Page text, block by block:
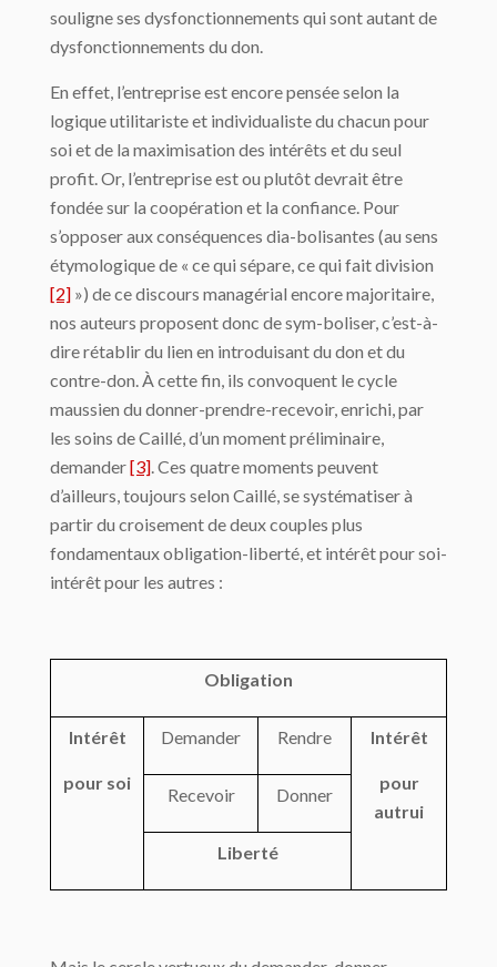
souligne ses dysfonctionnements qui sont autant de
dysfonctionnements du don.
En effet, l’entreprise est encore pensée selon la
logique utilitariste et individualiste du chacun pour
soi et de la maximisation des intérêts et du seul
profit. Or, l’entreprise est ou plutôt devrait être
fondée sur la coopération et la confiance. Pour
s’opposer aux conséquences dia-bolisantes (au sens
étymologique de « ce qui sépare, ce qui fait division
[2] ») de ce discours managérial encore majoritaire,
nos auteurs proposent donc de sym-boliser, c’est-à-
dire rétablir du lien en introduisant du don et du
contre-don. À cette fin, ils convoquent le cycle
maussien du donner-prendre-recevoir, enrichi, par
les soins de Caillé, d’un moment préliminaire,
demander[3] . Ces quatre moments peuvent
d’ailleurs, toujours selon Caillé, se systématiser à
partir du croisement de deux couples plus
fondamentaux obligation-liberté, et intérêt pour soi-
intérêt pour les autres :
Obligation
Intérêt
pour soi
Demander Rendre Intérêt
pour
autrui
Recevoir Donner
Liberté